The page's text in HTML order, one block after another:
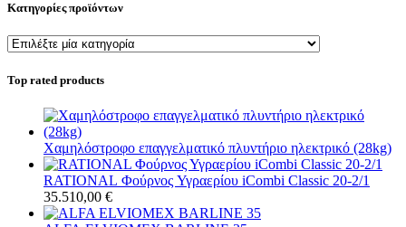
Κατηγορίες προϊόντων
Top rated products
Χαμηλόστροφο επαγγελματικό πλυντήριο ηλεκτρικό (28kg)
RATIONAL Φούρνος Υγραερίου iCombi Classic 20-2/1
35.510,00 €